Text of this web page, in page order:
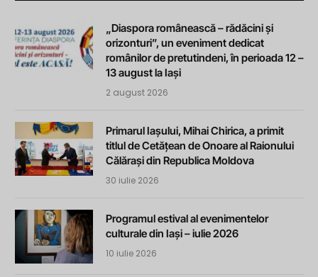
„Diaspora românească – rădăcini și
orizonturi”, un eveniment dedicat
românilor de pretutindeni, în perioada 12 –
13 august la Iași
2 august 2026
Primarul Iașului, Mihai Chirica, a primit
titlul de Cetățean de Onoare al Raionului
Călărași din Republica Moldova
30 iulie 2026
Programul estival al evenimentelor
culturale din Iași – iulie 2026
10 iulie 2026